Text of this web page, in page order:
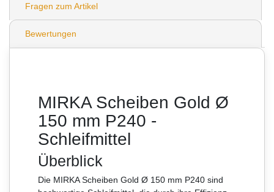
Fragen zum Artikel
Bewertungen
MIRKA Scheiben Gold Ø
150 mm P240 -
Schleifmittel
Überblick
Die MIRKA Scheiben Gold Ø 150 mm P240 sind